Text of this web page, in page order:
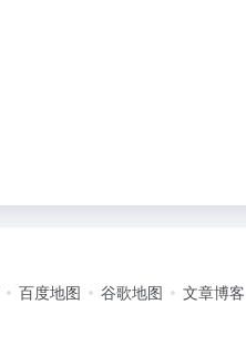
百度地图 谷歌地图 文章博客